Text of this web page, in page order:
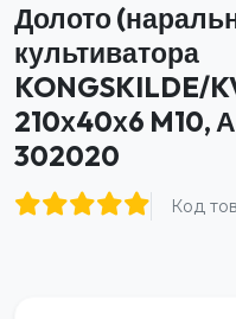
Долото
культиватора
KONGSKILDE/
210х40х6 M10,
302020
Код